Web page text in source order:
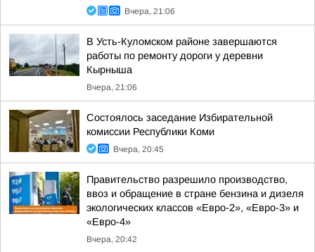
Вчера, 21:06
В Усть-Куломском районе завершаются
работы по ремонту дороги у деревни
Кырныша
Вчера, 21:06
Состоялось заседание Избирательной
комиссии Республики Коми
Вчера, 20:45
Правительство разрешило производство,
ввоз и обращение в стране бензина и дизеля
экологических классов «Евро-2», «Евро-3» и
«Евро-4»
Вчера, 20:42